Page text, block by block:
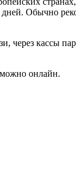
Обычно
через кассы
онлайн.